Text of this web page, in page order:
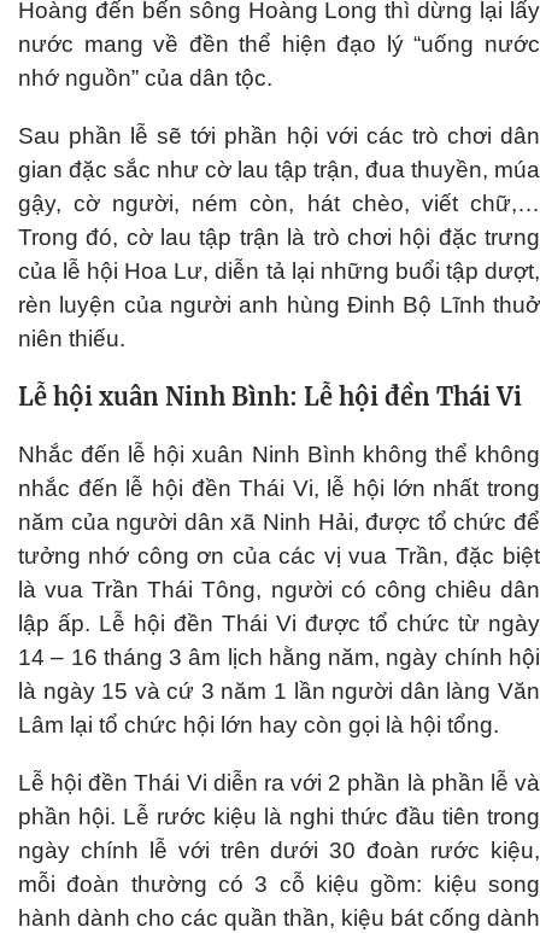
Hoàng đến bến sông Hoàng Long thì dừng lại lấy
nước mang về đền thể hiện đạo lý “uống nước
nhớ nguồn” của dân tộc.
Sau phần lễ sẽ tới phần hội với các trò chơi dân
gian đặc sắc như cờ lau tập trận, đua thuyền, múa
gậy, cờ người, ném còn, hát chèo, viết chữ,…
Trong đó, cờ lau tập trận là trò chơi hội đặc trưng
của lễ hội Hoa Lư, diễn tả lại những buổi tập dượt,
rèn luyện của người anh hùng Đinh Bộ Lĩnh thuở
niên thiếu.
Lễ hội xuân Ninh Bình: Lễ hội đền Thái Vi
Nhắc đến lễ hội xuân Ninh Bình không thể không
nhắc đến lễ hội đền Thái Vi, lễ hội lớn nhất trong
năm của người dân xã Ninh Hải, được tổ chức để
tưởng nhớ công ơn của các vị vua Trần, đặc biệt
là vua Trần Thái Tông, người có công chiêu dân
lập ấp. Lễ hội đền Thái Vi được tổ chức từ ngày
14 – 16 tháng 3 âm lịch hằng năm, ngày chính hội
là ngày 15 và cứ 3 năm 1 lần người dân làng Văn
Lâm lại tổ chức hội lớn hay còn gọi là hội tổng.
Lễ hội đền Thái Vi diễn ra với 2 phần là phần lễ và
phần hội. Lễ rước kiệu là nghi thức đầu tiên trong
ngày chính lễ với trên dưới 30 đoàn rước kiệu,
mỗi đoàn thường có 3 cỗ kiệu gồm: kiệu song
hành dành cho các quần thần, kiệu bát cống dành